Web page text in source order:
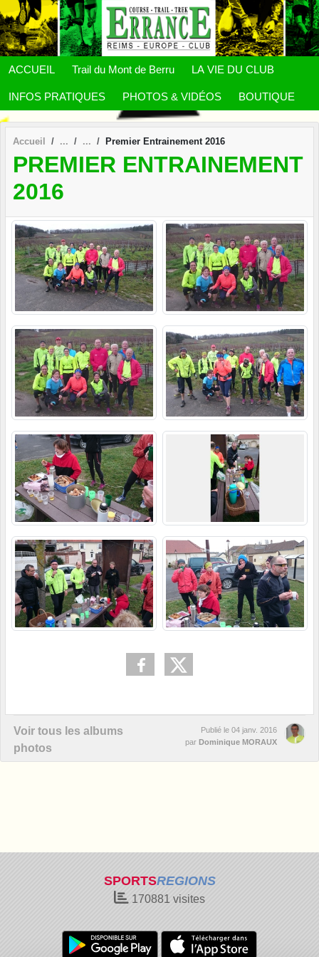
ACCUEIL Trail du Mont de Berru LA VIE DU CLUB
INFOS PRATIQUES PHOTOS & VIDÉOS BOUTIQUE
Accueil Premier Entrainement 2016
PREMIER ENTRAINEMENT
2016
Voir tous les albums
photos
Publié le 04 janv. 2016
par Dominique MORAUX
SPORTSREGIONS
170881 visites
Panneau de gestion des cookies